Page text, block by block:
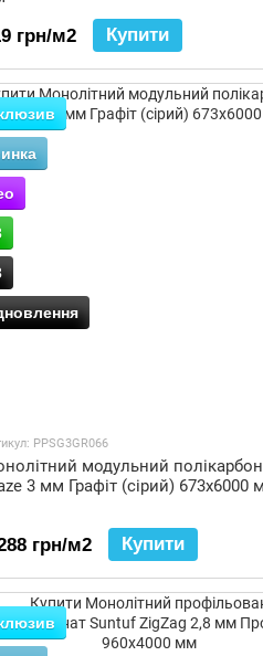
кількість товару ви легко
грн/м2 Купити
PPSG3GR066
модульний
3 мм Графіт (сірий) 673x6000
грн/м2 Купити